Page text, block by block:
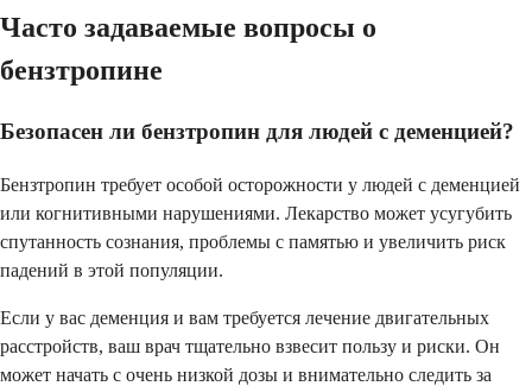
Часто задаваемые вопросы о
бензтропине
Безопасен ли бензтропин для людей с деменцией?
Бензтропин требует особой осторожности у людей с деменцией
или когнитивными нарушениями. Лекарство может усугубить
спутанность сознания, проблемы с памятью и увеличить риск
падений в этой популяции.
Если у вас деменция и вам требуется лечение двигательных
расстройств, ваш врач тщательно взвесит пользу и риски. Он
может начать с очень низкой дозы и внимательно следить за